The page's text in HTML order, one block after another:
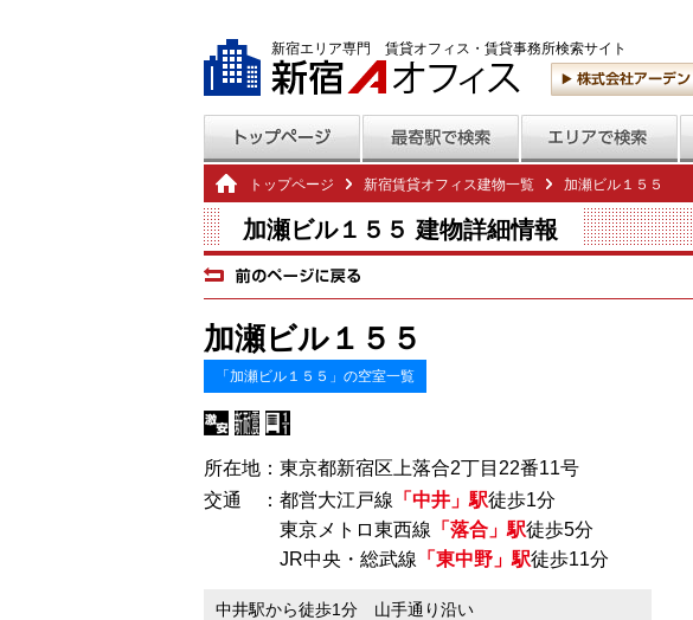
新宿エリア専門 賃貸オフィス・賃貸事務所検索サイト
トップページ 新宿賃貸オフィス建物一覧 加瀬ビル１５５
加瀬ビル１５５ 建物詳細情報
加瀬ビル１５５
「加瀬ビル１５５」の空室一覧
所在地：東京都新宿区上落合2丁目22番11号
交通 ：都営大江戸線 「中井」駅徒歩1分
東京メトロ東西線 「落合」駅徒歩5分
JR中央・総武線 「東中野」駅徒歩11分
中井駅から徒歩1分 山手通り沿い